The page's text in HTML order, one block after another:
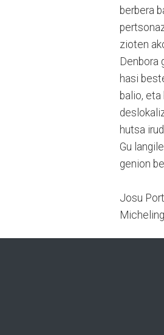
berbera
zioten
Denbora
hasi
balio,
hutsa
Gu
genion
Josu